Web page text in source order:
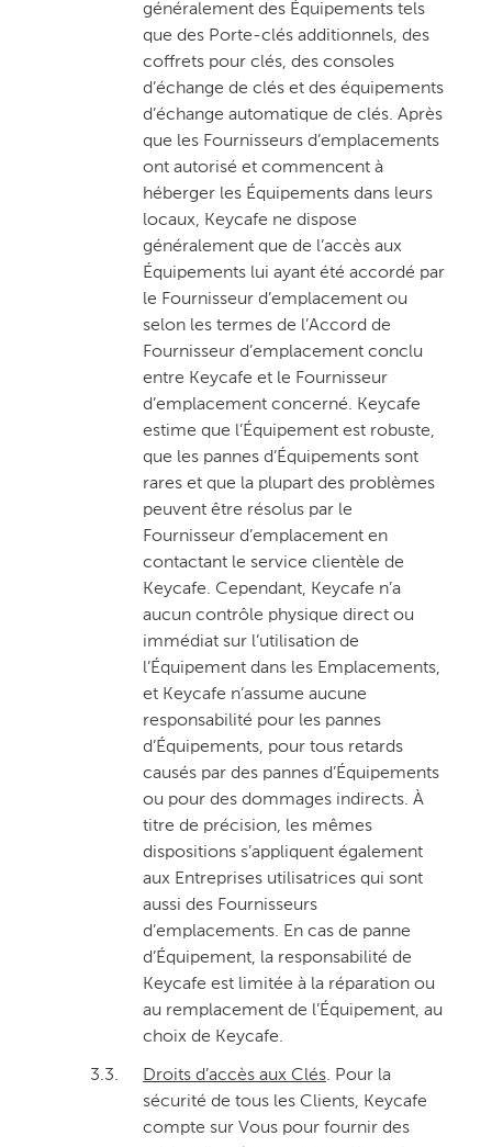
généralement des Équipements tels
que des Porte-clés additionnels, des
coffrets pour clés, des consoles
d’échange de clés et des équipements
d’échange automatique de clés. Après
que les Fournisseurs d’emplacements
ont autorisé et commencent à
héberger les Équipements dans leurs
locaux, Keycafe ne dispose
généralement que de l’accès aux
Équipements lui ayant été accordé par
le Fournisseur d’emplacement ou
selon les termes de l’Accord de
Fournisseur d’emplacement conclu
entre Keycafe et le Fournisseur
d’emplacement concerné. Keycafe
estime que l’Équipement est robuste,
que les pannes d’Équipements sont
rares et que la plupart des problèmes
peuvent être résolus par le
Fournisseur d’emplacement en
contactant le service clientèle de
Keycafe. Cependant, Keycafe n’a
aucun contrôle physique direct ou
immédiat sur l’utilisation de
l’Équipement dans les Emplacements,
et Keycafe n’assume aucune
responsabilité pour les pannes
d’Équipements, pour tous retards
causés par des pannes d’Équipements
ou pour des dommages indirects. À
titre de précision, les mêmes
dispositions s’appliquent également
aux Entreprises utilisatrices qui sont
aussi des Fournisseurs
d’emplacements. En cas de panne
d’Équipement, la responsabilité de
Keycafe est limitée à la réparation ou
au remplacement de l’Équipement, au
choix de Keycafe.
3.3. Droits d’accès aux Clés. Pour la
sécurité de tous les Clients, Keycafe
compte sur Vous pour fournir des